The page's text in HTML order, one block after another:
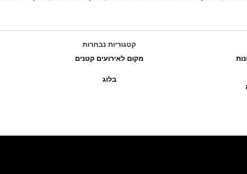
קטגוריות נבחרות
מקום לאירועים קטנים
בלוג